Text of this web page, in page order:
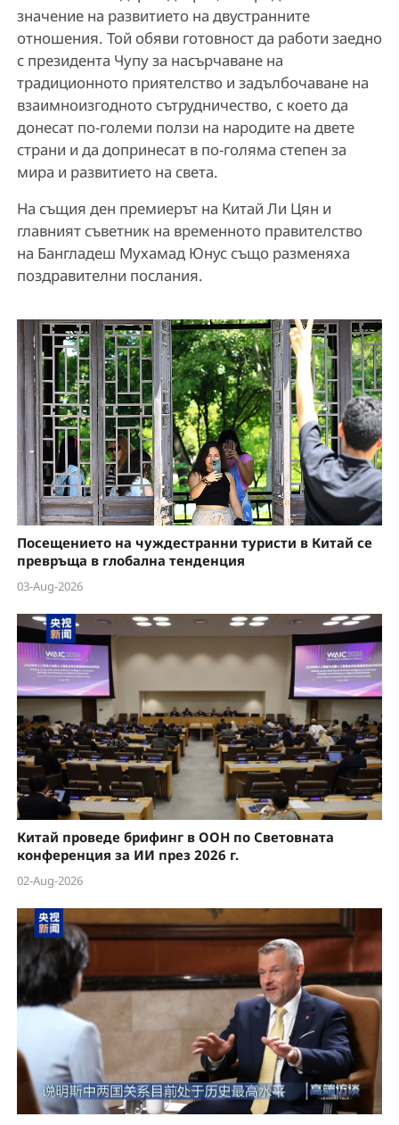
значение на развитието на двустранните
отношения. Той обяви готовност да работи заедно
с президента Чупу за насърчаване на
традиционното приятелство и задълбочаване на
взаимноизгодното сътрудничество, с което да
донесат по-големи ползи на народите на двете
страни и да допринесат в по-голяма степен за
мира и развитието на света.
На същия ден премиерът на Китай Ли Цян и
главният съветник на временното правителство
на Бангладеш Мухамад Юнус също разменяха
поздравителни послания.
Посещението на чуждестранни туристи в Китай се
превръща в глобална тенденция
03-Aug-2026
Китай проведе брифинг в ООН по Световната
конференция за ИИ през 2026 г.
02-Aug-2026